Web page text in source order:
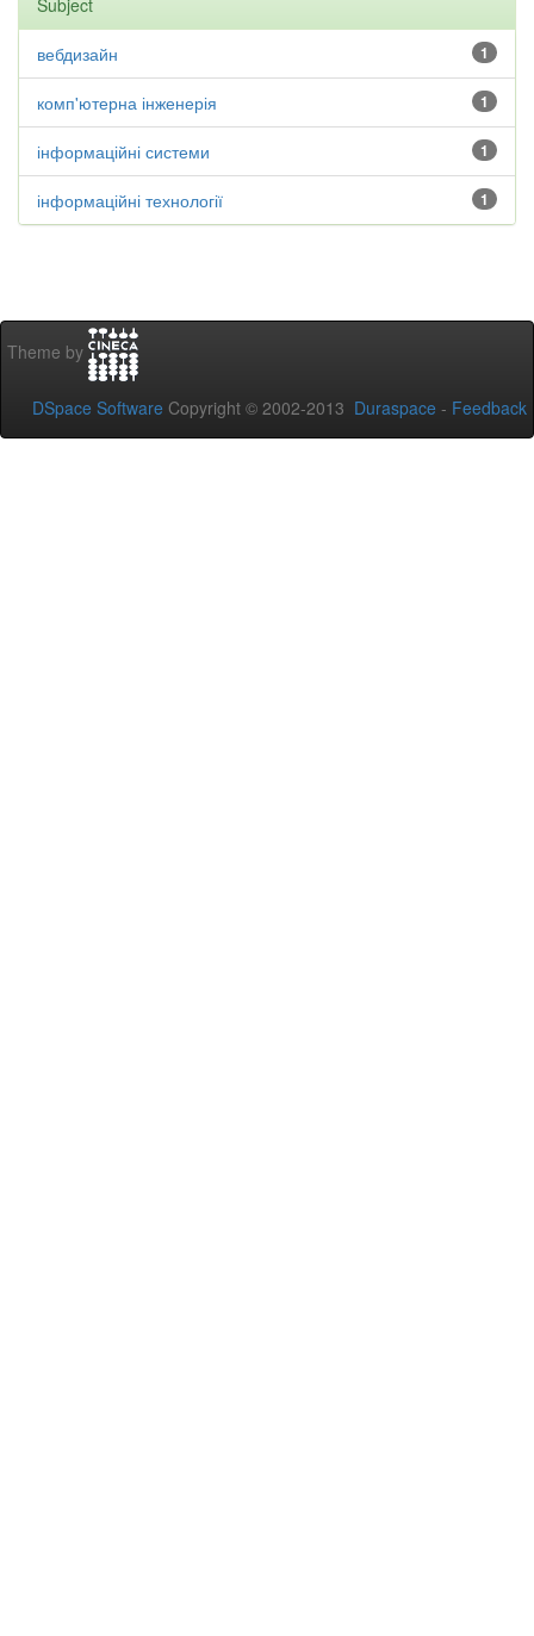
Subject
1
вебдизайн
1
комп'ютерна інженерія
1
інформаційні системи
1
інформаційні технології
Theme by
DSpace Software Copyright © 2002-2013 Duraspace - Feedback